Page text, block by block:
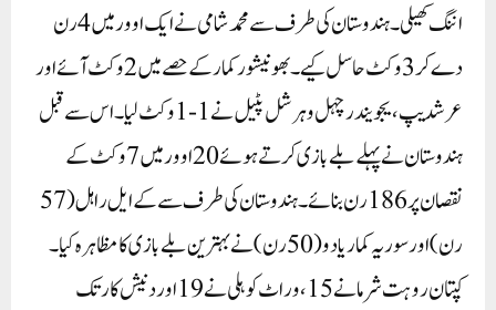
اننگ کھیلی۔ ہندوستان کی طرف سے محمد شامی نے ایک اوور میں 4 رن
دے کر 3 وکٹ حاسل کیے۔ بھونیشور کمار کے حصے میں 2 وکٹ آئے اور
عرشدیپ، یجویندر چہل و ہرشل پٹیل نے 1-1 وکٹ لیا۔اس سے قبل
ہندوستان نے پہلے بلے بازی کرتے ہوئے 20 اوور میں 7 وکٹ کے
نقصان پر 186 رن بنائے۔ ہندوستان کی طرف سے کے ایل راہل (57
رن) اور سوریہ کمار یادو (50 رن) نے بہترین بلے بازی کا مظاہرہ کیا۔
کپتان روہت شرما نے 15، وراٹ کوہلی نے 19 اور دنیش کارتک